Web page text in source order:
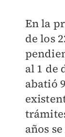
En la
de los
al 1 de
abatió
años